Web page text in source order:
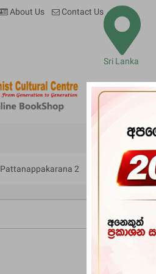
About Us Contact Us
Sri Lanka
BOOKS
Pattanappakarana 2